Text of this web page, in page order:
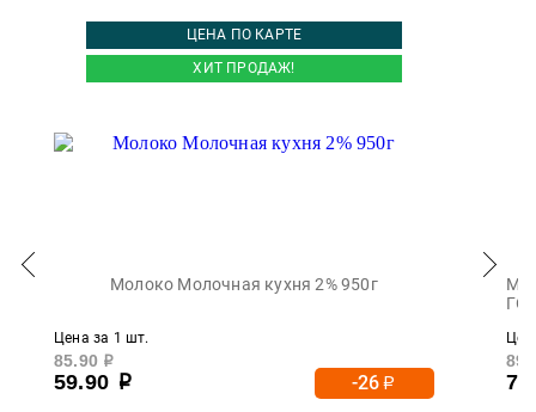
ЦЕНА ПО КАРТЕ
ХИТ ПРОДАЖ!
Молоко Молочная кухня 2% 950г
Цена за 1 шт.
85.90 р
59.90 р -26р